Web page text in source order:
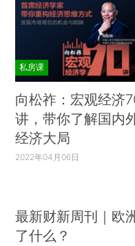
私房课
向松祚：宏观经济
讲，带你了解国内
经济大局
2022年04月06日
最新财新周刊｜欧
了什么？